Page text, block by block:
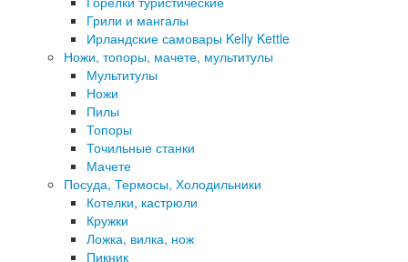
Грили и мангалы
Ирландские самовары Kelly Kettle
Ножи, топоры, мачете, мультитулы
Мультитулы
Ножи
Пилы
Топоры
Точильные станки
Мачете
Посуда, Термосы, Холодильники
Котелки, кастрюли
Кружки
Ложка, вилка, нож
Пикник